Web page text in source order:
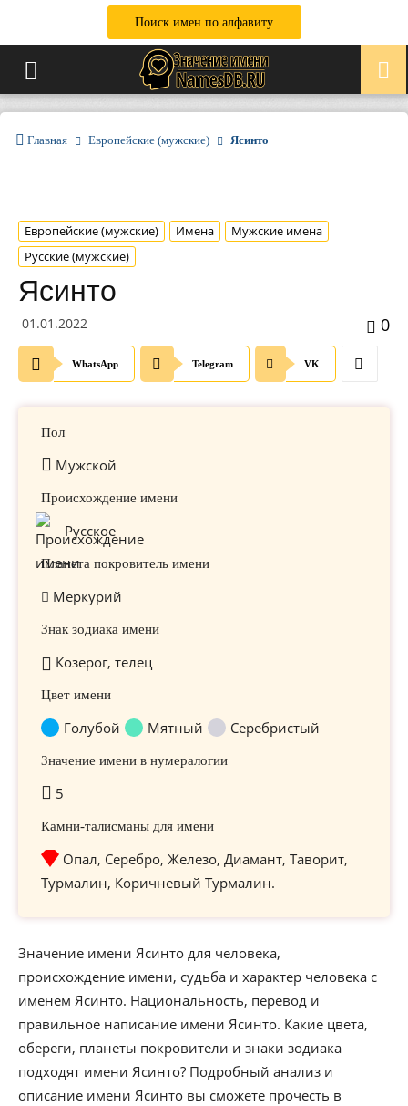
Поиск имен по алфавиту
Главная Европейские (мужские) Ясинто
Европейские (мужские) Имена
Мужские имена
Русские (мужские)
Ясинто
01.01.2022 0
WhatsApp Telegram VK
Пол
Мужской
Происхождение имени
Русское
Планета покровитель имени
Меркурий
Знак зодиака имени
Козерог, телец
Цвет имени
Голубой Мятный Серебристый
Значение имени в нумералогии
5
Камни-талисманы для имени
Опал, Серебро, Железо, Диамант, Таворит,
Турмалин, Коричневый Турмалин.
Значение имени Ясинто для человека,
происхождение имени, судьба и характер человека с
именем Ясинто. Национальность, перевод и
правильное написание имени Ясинто. Какие цвета,
обереги, планеты покровители и знаки зодиака
подходят имени Ясинто? Подробный анализ и
описание имени Ясинто вы сможете прочесть в